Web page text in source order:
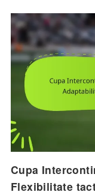
Cupa
Flexibilitate